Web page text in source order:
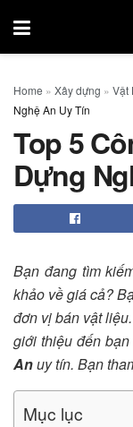
Home » Xây dựng » Vật
Nghệ An Uy Tín
Top 5
Dựng
Bạn đang tìm
khảo về giá cả?
đơn vị bán vật
giới thiệu đến
Anuy tín. Bạn
Mục lục